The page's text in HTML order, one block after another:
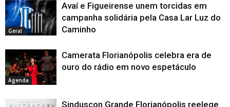
Geral
Avaí e Figueirense unem torcidas em
campanha solidária pela Casa Lar Luz do
Caminho
Agenda
Camerata Florianópolis celebra era de
ouro do rádio em novo espetáculo
Sinduscon Grande Florianópolis reelege